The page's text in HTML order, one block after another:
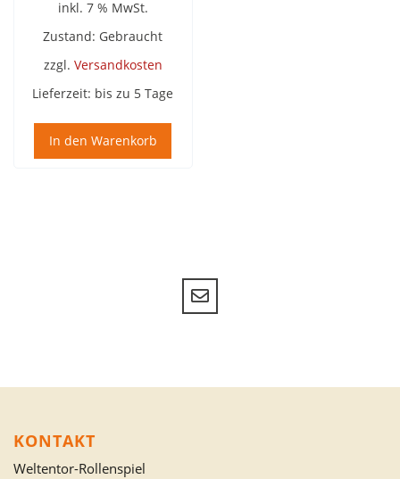
inkl. 7 % MwSt.
Zustand: Gebraucht
zzgl. Versandkosten
Lieferzeit: bis zu 5 Tage
In den Warenkorb
KONTAKT
Weltentor-Rollenspiel